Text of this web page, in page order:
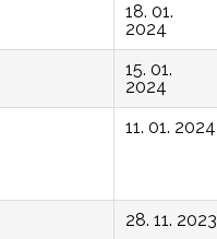
18. 01.
2024
15. 01.
2024
11. 01. 2024
28. 11. 2023